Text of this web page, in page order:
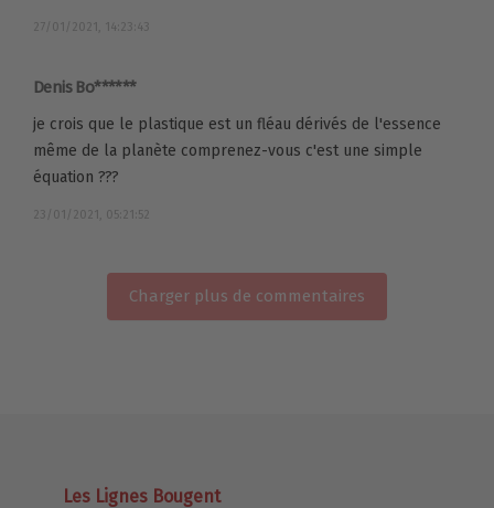
27/01/2021, 14:23:43
Denis Bo******
je crois que le plastique est un fléau dérivés de l'essence
même de la planète comprenez-vous c'est une simple
équation ???
23/01/2021, 05:21:52
Charger plus de commentaires
Les Lignes Bougent